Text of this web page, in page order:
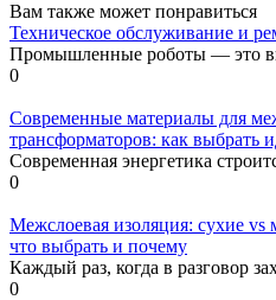
Вам также может понравиться
Техническое обслуживание и
Промышленные роботы — это
0
Современные материалы для
трансформаторов: как выбрать
Современная энергетика
0
Межслоевая изоляция: сухие
что выбрать и почему
Каждый раз, когда в разговор
0